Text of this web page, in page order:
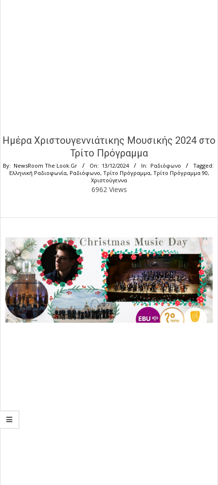
Ημέρα Χριστουγεννιάτικης Μουσικής 2024 στο
Τρίτο Πρόγραμμα
By: NewsRoom The Look.Gr On: 13/12/2024 In: Ραδιόφωνο
Tagged:
Ελληνική Ραδιοφωνία, Ραδιόφωνο, Τρίτο Πρόγραμμα, Τρίτο Πρόγραμμα 90,
Χριστούγεννα
6962 Views